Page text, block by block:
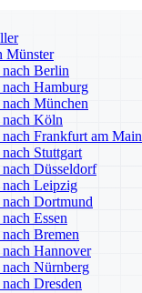
Münster
Berlin
Hamburg
München
Köln
Frankfurt am Main
Stuttgart
Düsseldorf
Leipzig
Dortmund
Essen
Bremen
Hannover
Nürnberg
Dresden